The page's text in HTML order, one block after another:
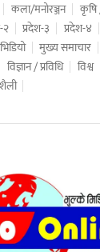
कला/मनोरञ्जन कृषि
२ प्रदेश-३ प्रदेश-४
भिडियो मुख्य समाचार
विज्ञान / प्रविधि विश्व